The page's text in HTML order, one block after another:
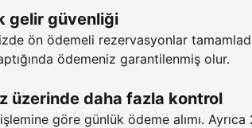
gelir güvenliği
ön ödemeli rezervasyonlar
ödemeniz garantilenmiş olur.
üzerinde daha fazla kontrol
göre günlük ödeme alımı.